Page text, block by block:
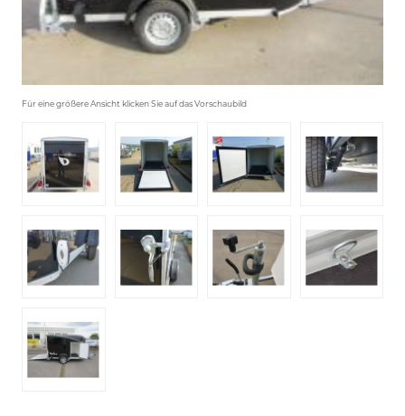
Für eine größere Ansicht klicken Sie auf das Vorschaubild